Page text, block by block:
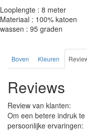
Looplengte : 8 meter
Materiaal : 100% katoen
wassen : 95 graden
Boven Kleuren
Reviews
Review van klanten:
Om een betere indruk
persoonlijke ervaringen: